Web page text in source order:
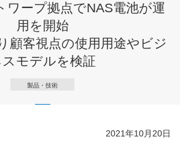
ワープ拠点でNAS電池が運
用を開始
顧客視点の使用用途やビジ
スモデルを検証
製品・技術
2021年10月20日